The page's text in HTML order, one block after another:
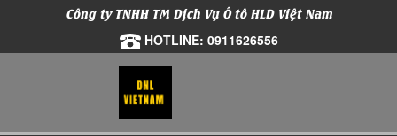
Công ty TNHH TM Dịch Vụ Ô tô HLD Việt Nam
HOTLINE: 0911626556